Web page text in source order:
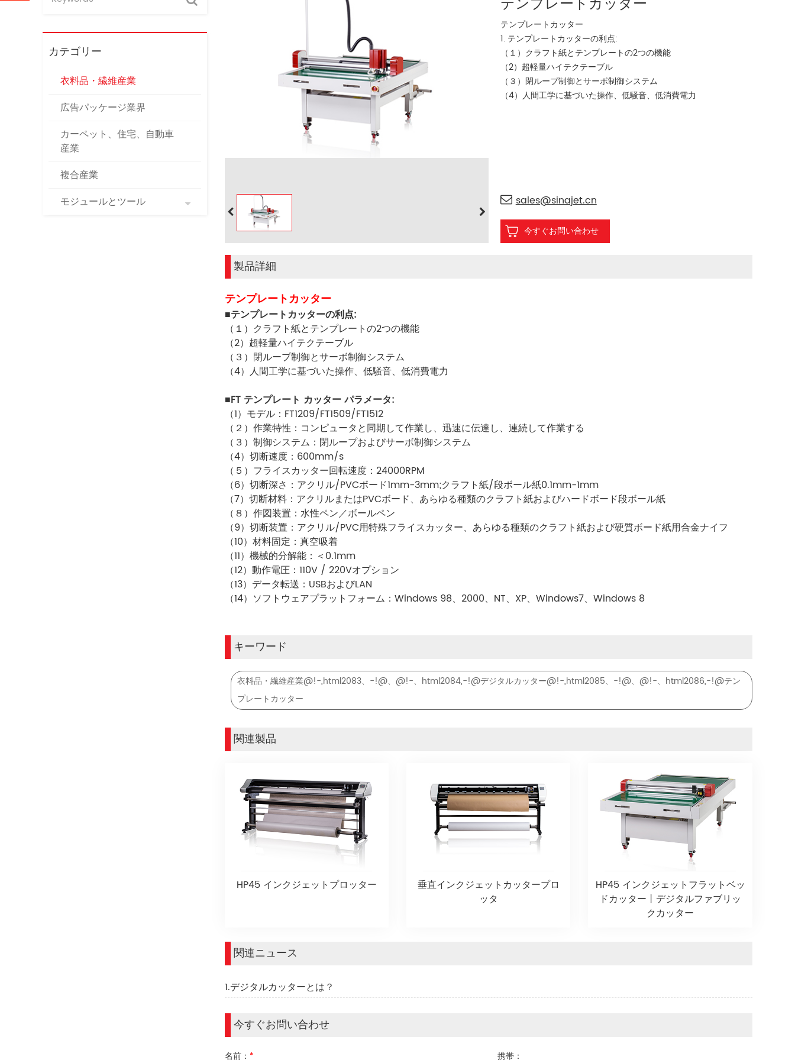
カテゴリー
衣料品・繊維産業
広告パッケージ業界
カーペット、住宅、自動車
産業
複合産業
モジュールとツール
テンプレートカッター
1. テンプレートカッターの利点:
（１）クラフト紙とテンプレートの2つの機能
（2）超軽量ハイテクテーブル
（３）閉ループ制御とサーボ制御システム
（4）人間工学に基づいた操作、低騒音、低消費電力
sales@sinajet.cn
今すぐお問い合わせ
製品詳細
テンプレートカッター
■テンプレートカッターの利点:
（１）クラフト紙とテンプレートの2つの機能
（2）超軽量ハイテクテーブル
（３）閉ループ制御とサーボ制御システム
（4）人間工学に基づいた操作、低騒音、低消費電力
■FT テンプレート カッター パラメータ:
（1）モデル：FT1209/FT1509/FT1512
（２）作業特性：コンピュータと同期して作業し、迅速に伝達し、連続して作業する
（３）制御システム：閉ループおよびサーボ制御システム
（4）切断速度：600mm/s
（５）フライスカッター回転速度：24000RPM
（6）切断深さ：アクリル/PVCボード1mm-3mm;クラフト紙/段ボール紙0.1mm-1mm
（7）切断材料：アクリルまたはPVCボード、あらゆる種類のクラフト紙およびハードボード段ボール紙
（８）作図装置：水性ペン／ボールペン
（9）切断装置：アクリル/PVC用特殊フライスカッター、あらゆる種類のクラフト紙および硬質ボード紙用合金ナイフ
（10）材料固定：真空吸着
（11）機械的分解能：＜0.1mm
（12）動作電圧：110V / 220Vオプション
（13）データ転送：USBおよびLAN
（14）ソフトウェアプラットフォーム：Windows 98、2000、NT、XP、Windows7、Windows 8
キーワード
衣料品・繊維産業@!-,html2083、-!@、@!-、html2084,-!@デジタルカッター@!-,html2085、-!@、@!-、html2086,-!@テン
プレートカッター
関連製品
HP45 インクジェットプロッター
垂直インクジェットカッタープロ
ッタ
HP45 インクジェットフラットベッ
ドカッター丨デジタルファブリッ
クカッター
関連ニュース
1.デジタルカッターとは？
今すぐお問い合わせ
名前： * 携帯：